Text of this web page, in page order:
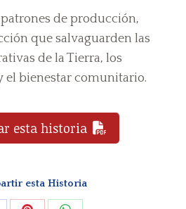
de producción,
que salvaguarden las
de la Tierra, los
el bienestar comunitario.
esta historia
esta Historia